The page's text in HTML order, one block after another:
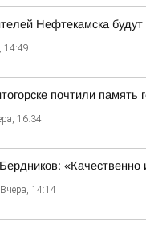
Нефтекамска будут
14:49
почтили
16:34
«Качественно
Вчера, 14:14